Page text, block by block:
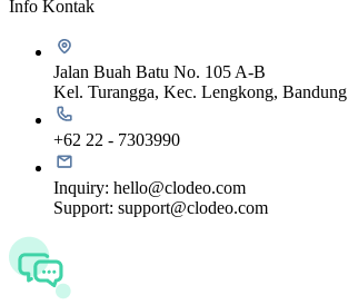
Info Kontak
Jalan Buah Batu No. 105 A-B
Kel. Turangga, Kec. Lengkong, Bandung
+62 22 - 7303990
Inquiry: hello@clodeo.com
Support: support@clodeo.com